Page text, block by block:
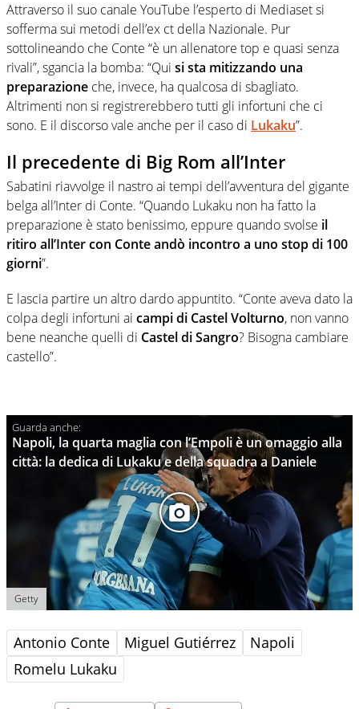
Attraverso il suo canale YouTube l’esperto di Mediaset si
sofferma sui metodi dell’ex ct della Nazionale. Pur
sottolineando che Conte “è un allenatore top e quasi senza
rivali”, sgancia la bomba: “Qui si sta mitizzando una
preparazione che, invece, ha qualcosa di sbagliato.
Altrimenti non si registrerebbero tutti gli infortuni che ci
sono. E il discorso vale anche per il caso di Lukaku”.
Il precedente di Big Rom all’Inter
Sabatini riavvolge il nastro ai tempi dell’avventura del gigante
belga all’Inter di Conte. “Quando Lukaku non ha fatto la
preparazione è stato benissimo, eppure quando svolse il
ritiro all’Inter con Conte andò incontro a uno stop di 100
giorni”.
E lascia partire un altro dardo appuntito. “Conte aveva dato la
colpa degli infortuni ai campi di Castel Volturno, non vanno
bene neanche quelli di Castel di Sangro? Bisogna cambiare
castello”.
Napoli, la quarta maglia con l’Empoli è un omaggio alla
città: la dedica di Lukaku e della squadra a Daniele
Getty
Antonio Conte Miguel Gutiérrez
Napoli
Romelu Lukaku